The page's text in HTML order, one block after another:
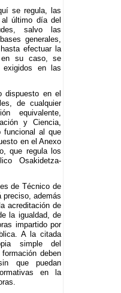
se regula, las
último día del
salvo las
generales,
efectuar la
en su caso, se
exigidos en las
dispuesto en el
de cualquier
equivalente,
y Ciencia,
funcional al que
en el Anexo
que regula los
Osakidetza-
de Técnico de
preciso, además
acreditación de
la igualdad, de
impartido por
A la citada
simple del
deben
que puedan
en la